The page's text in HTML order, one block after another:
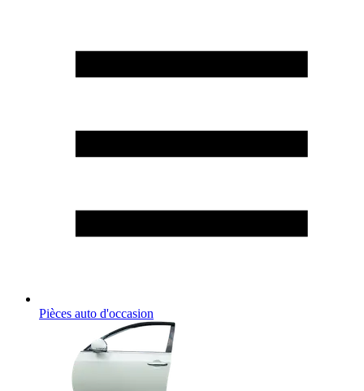
Pièces auto d'occasion